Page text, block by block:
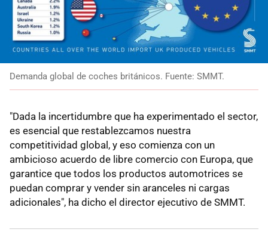
Demanda global de coches británicos. Fuente: SMMT.
"Dada la incertidumbre que ha experimentado el sector,
es esencial que restablezcamos nuestra
competitividad global, y eso comienza con un
ambicioso acuerdo de libre comercio con Europa, que
garantice que todos los productos automotrices se
puedan comprar y vender sin aranceles ni cargas
adicionales", ha dicho el director ejecutivo de SMMT.